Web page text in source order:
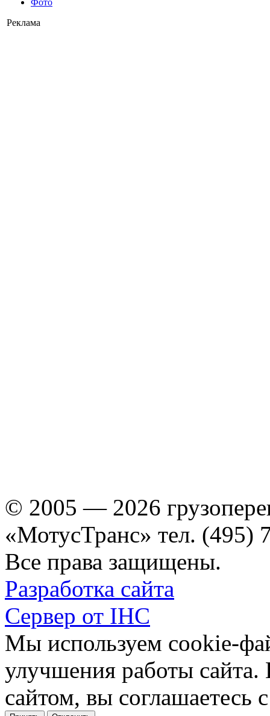
Фото
Реклама
© 2005 — 2026
«МотусТранс» тел. (495)
Все права защищены.
Разработка сайта
Сервер от IHC
Мы используем cookie-
улучшения работы сайта.
сайтом, вы соглашаетесь